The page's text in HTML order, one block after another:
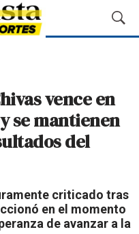
M
o
B
e
d
a
vence en
se mantienen
del
criticado tras
en el momento
de avanzar a la